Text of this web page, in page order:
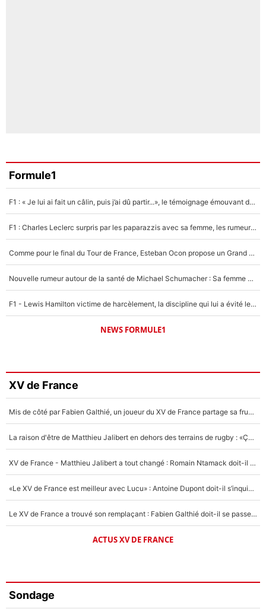
Formule1
F1 : « Je lui ai fait un câlin, puis j’ai dû partir...», le témoignage émouvant de Max Verstappen sur sa fille
F1 : Charles Leclerc surpris par les paparazzis avec sa femme, les rumeurs étaient vraies !
Comme pour le final du Tour de France, Esteban Ocon propose un Grand Prix de Formule 1 à Paris : «Autour de l’Arc de Triomphe, ce serait génial» !
Nouvelle rumeur autour de la santé de Michael Schumacher : Sa femme Corinna sort du silence
F1 - Lewis Hamilton victime de harcèlement, la discipline qui lui a évité le pire : «J'aurais probablement mal tourné»
NEWS FORMULE1
XV de France
Mis de côté par Fabien Galthié, un joueur du XV de France partage sa frustration : «ils ne me l’ont pas dit tout de suite»
La raison d'être de Matthieu Jalibert en dehors des terrains de rugby : «Ça m'atteint autant que si tu touches à un membre de ma famille»
XV de France - Matthieu Jalibert a tout changé : Romain Ntamack doit-il s’inquiéter pour sa place à un an de la Coupe du monde ?
«Le XV de France est meilleur avec Lucu» : Antoine Dupont doit-il s’inquiéter pour sa place ?
Le XV de France a trouvé son remplaçant : Fabien Galthié doit-il se passer d'Antoine Dupont ?
ACTUS XV DE FRANCE
Sondage